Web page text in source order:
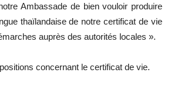
Ambassade de bien vouloir produire
thaïlandaise de notre certificat de vie
auprès des autorités locales ».
concernant le certificat de vie.